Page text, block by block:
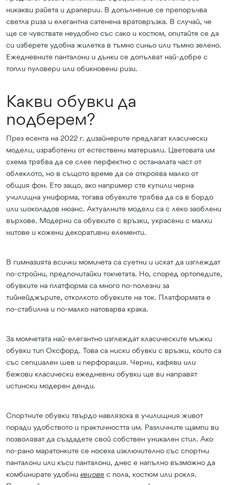
никакви райета и драперии. В допълнение се препоръчва
светла риза и елегантна сатенена вратовръзка. В случай, че
ще се чувствате неудобно със сако и костюм, опитайте се да
си изберете удобна жилетка в тъмно синьо или тъмно зелено.
Ежедневните панталони и дънки се допълват най-добре с
топли пуловери или обикновени ризи.
Какви обувки да
подберем?
През есента на 2022 г. дизайнерите предлагат класически
модели, изработени от естествени материали. Цветовата им
схема трябва да се слее перфектно с останалата част от
облеклото, но в същото време да се откроява малко от
общия фон. Ето защо, ако например сте купили черна
училищна униформа, тогава обувките трябва да са в бордо
или шоколадов нюанс. Актуалните модели са с леко заоблени
върхове. Модерни са обувките с връзки, украсени с малки
нитове и кожени декоративни елементи.
В гимназията всички момичета са суетни и искат да изглеждат
по-стройни, предпочитайки токчетата. Но, според ортопедите,
обувките на платформа са много по-полезни за
тийнейджърите, отколкото обувките на ток. Платформата е
по-стабилна и по-малко натоварва крака.
За момчетата най-елегантно изглеждат класическите мъжки
обувки тип Оксфорд. Това са ниски обувки с връзки, които са
със сепциален шев и перфорация. Черни, кафяви или
бежови класически ежедневни обувки ще ви направят
истински модерен денди.
Спортните обувки твърдо навлязоха в училищния живот
поради удобството и практичността им. Различните щампи ви
позволяват да създадете свой собствен уникален стил. Ако
по-рано маратонките се носеха изключително със спортни
панталони или къси панталони, днес е напълно възможно да
комбинирате удобни кецове с пола, костюм или рокля.